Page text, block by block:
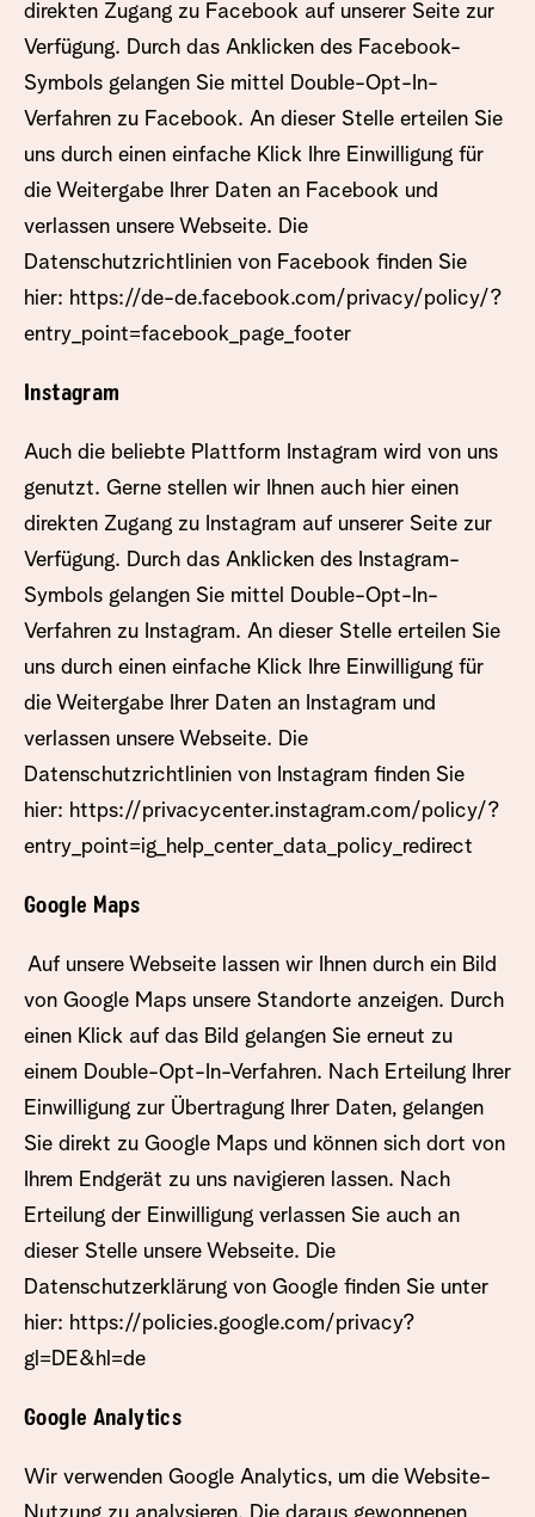
direkten Zugang zu Facebook auf unserer Seite zur
Verfügung. Durch das Anklicken des Facebook-
Symbols gelangen Sie mittel Double-Opt-In-
Verfahren zu Facebook. An dieser Stelle erteilen Sie
uns durch einen einfache Klick Ihre Einwilligung für
die Weitergabe Ihrer Daten an Facebook und
verlassen unsere Webseite. Die
Datenschutzrichtlinien von Facebook finden Sie
hier: https://de-de.facebook.com/privacy/policy/?
entry_point=facebook_page_footer
Instagram
Auch die beliebte Plattform Instagram wird von uns
genutzt. Gerne stellen wir Ihnen auch hier einen
direkten Zugang zu Instagram auf unserer Seite zur
Verfügung. Durch das Anklicken des Instagram-
Symbols gelangen Sie mittel Double-Opt-In-
Verfahren zu Instagram. An dieser Stelle erteilen Sie
uns durch einen einfache Klick Ihre Einwilligung für
die Weitergabe Ihrer Daten an Instagram und
verlassen unsere Webseite. Die
Datenschutzrichtlinien von Instagram finden Sie
hier: https://privacycenter.instagram.com/policy/?
entry_point=ig_help_center_data_policy_redirect
Google Maps
Auf unsere Webseite lassen wir Ihnen durch ein Bild
von Google Maps unsere Standorte anzeigen. Durch
einen Klick auf das Bild gelangen Sie erneut zu
einem Double-Opt-In-Verfahren. Nach Erteilung Ihrer
Einwilligung zur Übertragung Ihrer Daten, gelangen
Sie direkt zu Google Maps und können sich dort von
Ihrem Endgerät zu uns navigieren lassen. Nach
Erteilung der Einwilligung verlassen Sie auch an
dieser Stelle unsere Webseite. Die
Datenschutzerklärung von Google finden Sie unter
hier: https://policies.google.com/privacy?
gl=DE&hl=de
Google Analytics
Wir verwenden Google Analytics, um die Website-